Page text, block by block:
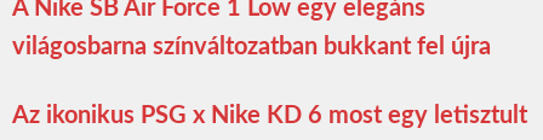
A Nike SB Air Force 1 Low egy elegáns
világosbarna színváltozatban bukkant fel újra
Az ikonikus PSG x Nike KD 6 most egy letisztult